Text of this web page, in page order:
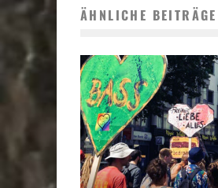
ÄHNLICHE BEITRÄGE